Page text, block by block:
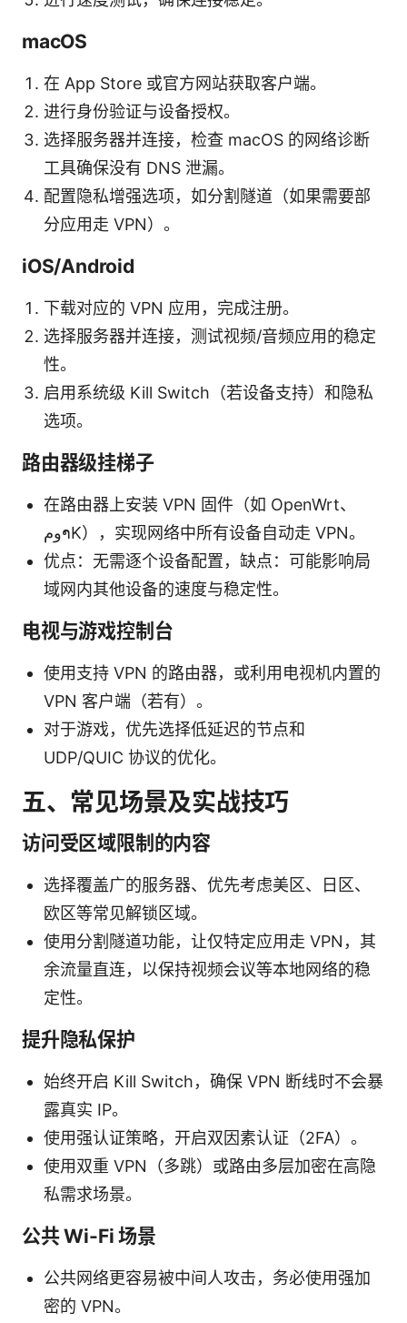
macOS
在 App Store 或官方网站获取客户端。
进行身份验证与设备授权。
选择服务器并连接，检查 macOS 的网络诊断
工具确保没有 DNS 泄漏。
配置隐私增强选项，如分割隧道（如果需要部
分应用走 VPN）。
iOS/Android
下载对应的 VPN 应用，完成注册。
选择服务器并连接，测试视频/音频应用的稳定
性。
启用系统级 Kill Switch（若设备支持）和隐私
选项。
路由器级挂梯子
在路由器上安装 VPN 固件（如 OpenWrt、
ومາK），实现网络中所有设备自动走 VPN。
优点：无需逐个设备配置，缺点：可能影响局
域网内其他设备的速度与稳定性。
电视与游戏控制台
使用支持 VPN 的路由器，或利用电视机内置的
VPN 客户端（若有）。
对于游戏，优先选择低延迟的节点和
UDP/QUIC 协议的优化。
五、常见场景及实战技巧
访问受区域限制的内容
选择覆盖广的服务器、优先考虑美区、日区、
欧区等常见解锁区域。
使用分割隧道功能，让仅特定应用走 VPN，其
余流量直连，以保持视频会议等本地网络的稳
定性。
提升隐私保护
始终开启 Kill Switch，确保 VPN 断线时不会暴
露真实 IP。
使用强认证策略，开启双因素认证（2FA）。
使用双重 VPN（多跳）或路由多层加密在高隐
私需求场景。
公共 Wi-Fi 场景
公共网络更容易被中间人攻击，务必使用强加
密的 VPN。